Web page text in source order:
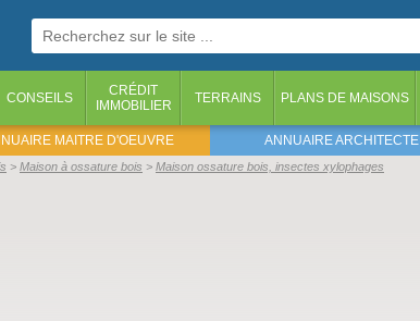
CONSEILS
CRÉDIT
IMMOBILIER
TERRAINS PLANS DE MAISONS
MAITRE D'OEUVRE ANNUAIRE ARCHITECTE
Maison à ossature bois Maison ossature bois, insectes xylophages